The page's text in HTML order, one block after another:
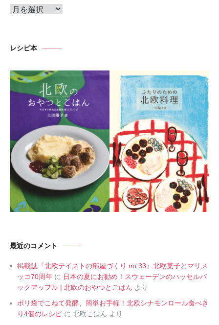
ア
ブ
レシピ本
最近のコメント
掲載誌『北欧テイストの部屋づくり no.33』北欧菓子とマリメ
ッコ70周年 に 日本の夏にお勧め！スウェーデンのハッセルバ
ックアップル | 北欧のおやつとごはん より
ポリ袋でこねて発酵、簡単お手軽！北欧シナモンロール食べき
り4個のレシピ に 北欧ごはん より